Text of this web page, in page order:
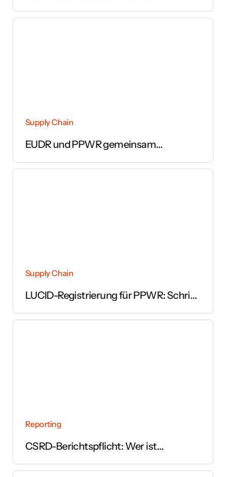
Nachhaltigkeitsberichts
Supply Chain
EUDR und PPWR gemeinsam
Supply Chain
LUCID-Registrierung für PPWR: Schritt
Reporting
CSRD-Berichtspflicht: Wer ist